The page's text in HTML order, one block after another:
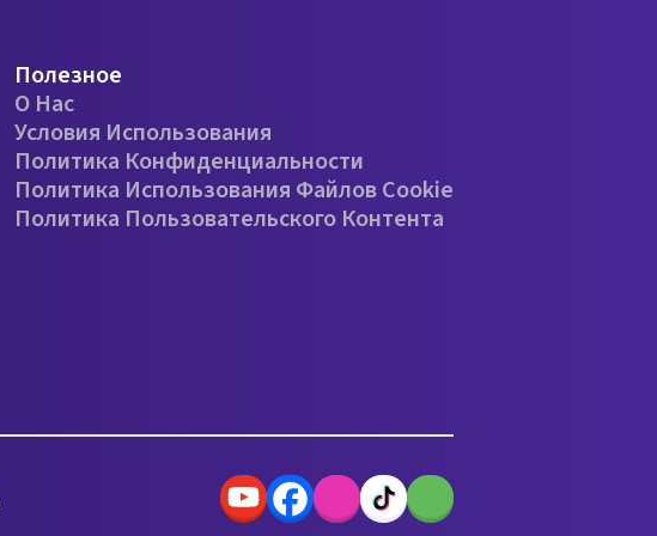
Полезное
О Нас
Условия Использования
Политика Конфиденциальности
Политика Использования Файлов Cookie
Политика Пользовательского Контента